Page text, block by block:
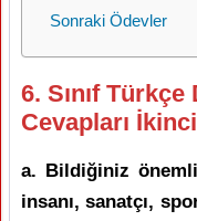
Sonraki Ödevler
6. Sınıf
Cevapları
a. Bildiğiniz
insanı, sanatçı,